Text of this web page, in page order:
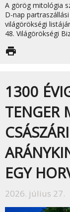
A görög mitológia
D-nap
világörökségi
48. Világörökségi
print
1300
TENGER
EGY
2026. július 27.